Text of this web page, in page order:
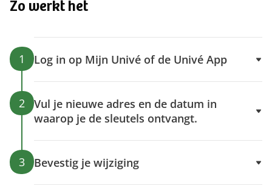
Zo werkt het
1 Log in op Mijn Univé of de Univé App
2
Vul je nieuwe adres en de datum in
waarop je de sleutels ontvangt.
3 Bevestig je wijziging